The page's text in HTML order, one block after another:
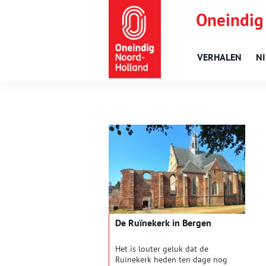
VERHALEN
De Ruïnekerk in Bergen
Het is louter geluk dat de
Ruïnekerk heden ten dage nog